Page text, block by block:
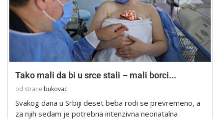
Tako mali da bi u srce stali – mali borci...
od strane bukovac
Svakog dana u Srbiji deset beba rodi se prevremeno, a
za njih sedam je potrebna intenzivna neonatalna